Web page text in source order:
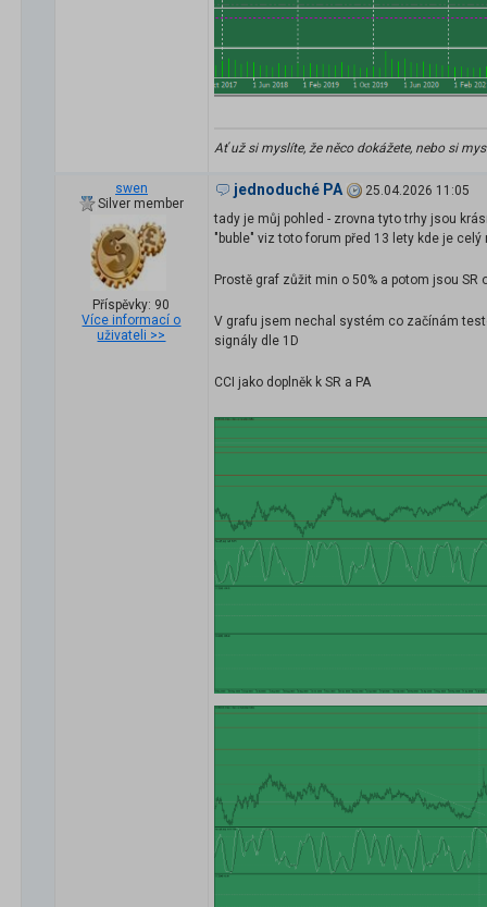
Ať už si myslíte, že něco dokážete, nebo si
swen
Silver member
Příspěvky: 90
Více informací o
uživateli >>
jednoduché PA
25.04.2026 11:05
tady je můj pohled - zrovna tyto trhy jsou
"buble" viz toto forum před 13 lety kde je
Prostě graf zůžit min o 50% a potom jsou
V grafu jsem nechal systém co začínám
signály dle 1D
CCI jako doplněk k SR a PA